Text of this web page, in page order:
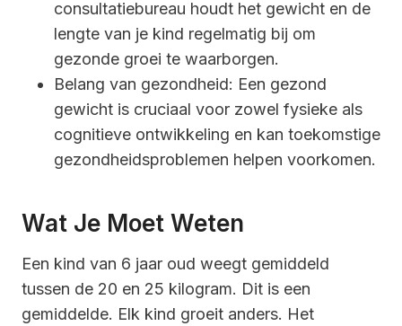
consultatiebureau houdt het gewicht en de
lengte van je kind regelmatig bij om
gezonde groei te waarborgen.
Belang van gezondheid: Een gezond
gewicht is cruciaal voor zowel fysieke als
cognitieve ontwikkeling en kan toekomstige
gezondheidsproblemen helpen voorkomen.
Wat Je Moet Weten
Een kind van 6 jaar oud weegt gemiddeld
tussen de 20 en 25 kilogram. Dit is een
gemiddelde. Elk kind groeit anders. Het